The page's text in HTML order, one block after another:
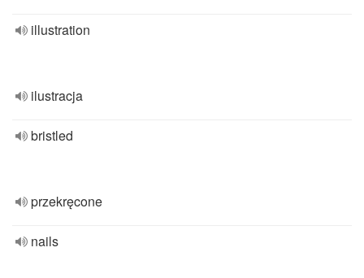
illustration
ilustracja
bristled
przekręcone
nails